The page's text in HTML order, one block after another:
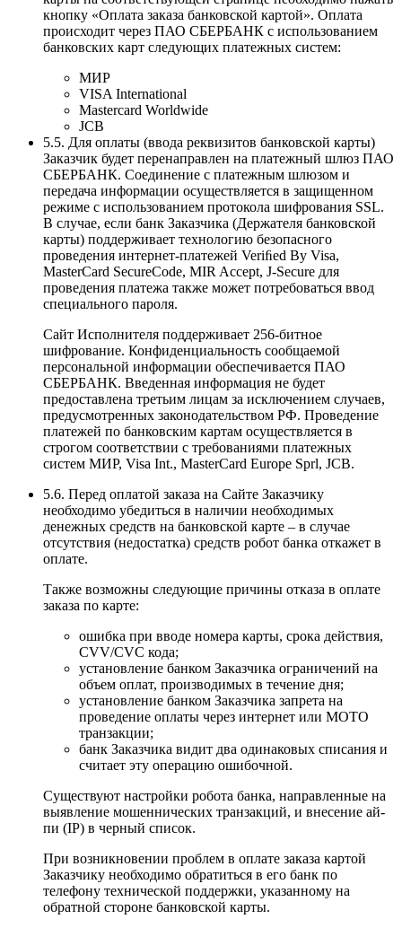
кнопку «Оплата заказа банковской картой». Оплата
происходит через ПАО СБЕРБАНК с использованием
банковских карт следующих платежных систем:
МИР
VISA International
Mastercard Worldwide
JCB
5.5. Для оплаты (ввода реквизитов банковской карты)
Заказчик будет перенаправлен на платежный шлюз ПАО
СБЕРБАНК. Соединение с платежным шлюзом и
передача информации осуществляется в защищенном
режиме с использованием протокола шифрования SSL.
В случае, если банк Заказчика (Держателя банковской
карты) поддерживает технологию безопасного
проведения интернет-платежей Veriﬁed By Visa,
MasterCard SecureCode, MIR Accept, J-Secure для
проведения платежа также может потребоваться ввод
специального пароля.
Сайт Исполнителя поддерживает 256-битное
шифрование. Конфиденциальность сообщаемой
персональной информации обеспечивается ПАО
СБЕРБАНК. Введенная информация не будет
предоставлена третьим лицам за исключением случаев,
предусмотренных законодательством РФ. Проведение
платежей по банковским картам осуществляется в
строгом соответствии с требованиями платежных
систем МИР, Visa Int., MasterCard Europe Sprl, JCB.
5.6. Перед оплатой заказа на Сайте Заказчику
необходимо убедиться в наличии необходимых
денежных средств на банковской карте – в случае
отсутствия (недостатка) средств робот банка откажет в
оплате.
Также возможны следующие причины отказа в оплате
заказа по карте:
ошибка при вводе номера карты, срока действия,
CVV/CVC кода;
установление банком Заказчика ограничений на
объем оплат, производимых в течение дня;
установление банком Заказчика запрета на
проведение оплаты через интернет или MOTO
транзакции;
банк Заказчика видит два одинаковых списания и
считает эту операцию ошибочной.
Существуют настройки робота банка, направленные на
выявление мошеннических транзакций, и внесение ай-
пи (IP) в черный список.
При возникновении проблем в оплате заказа картой
Заказчику необходимо обратиться в его банк по
телефону технической поддержки, указанному на
обратной стороне банковской карты.